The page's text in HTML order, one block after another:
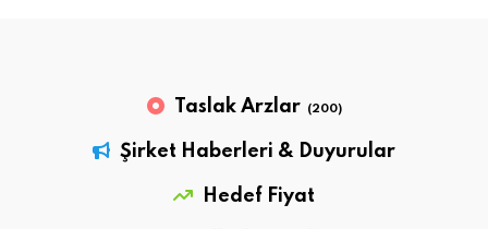
Taslak Arzlar (200)
Şirket Haberleri & Duyurular
Hedef Fiyat